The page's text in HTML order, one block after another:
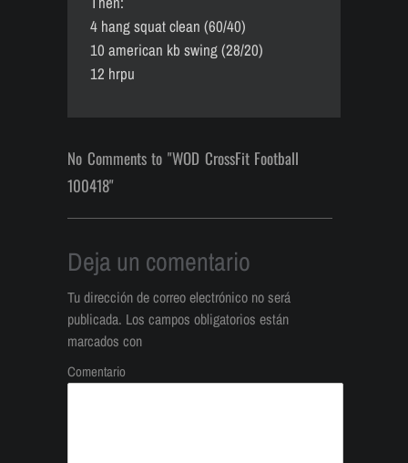
4 hang squat clean (60/40)
10 american kb swing (28/20)
12 hrpu
No Comments to "WOD CrossFit Football
100418"
Deja un comentario
Tu dirección de correo electrónico no será
publicada. Los campos obligatorios están
marcados con
Comentario